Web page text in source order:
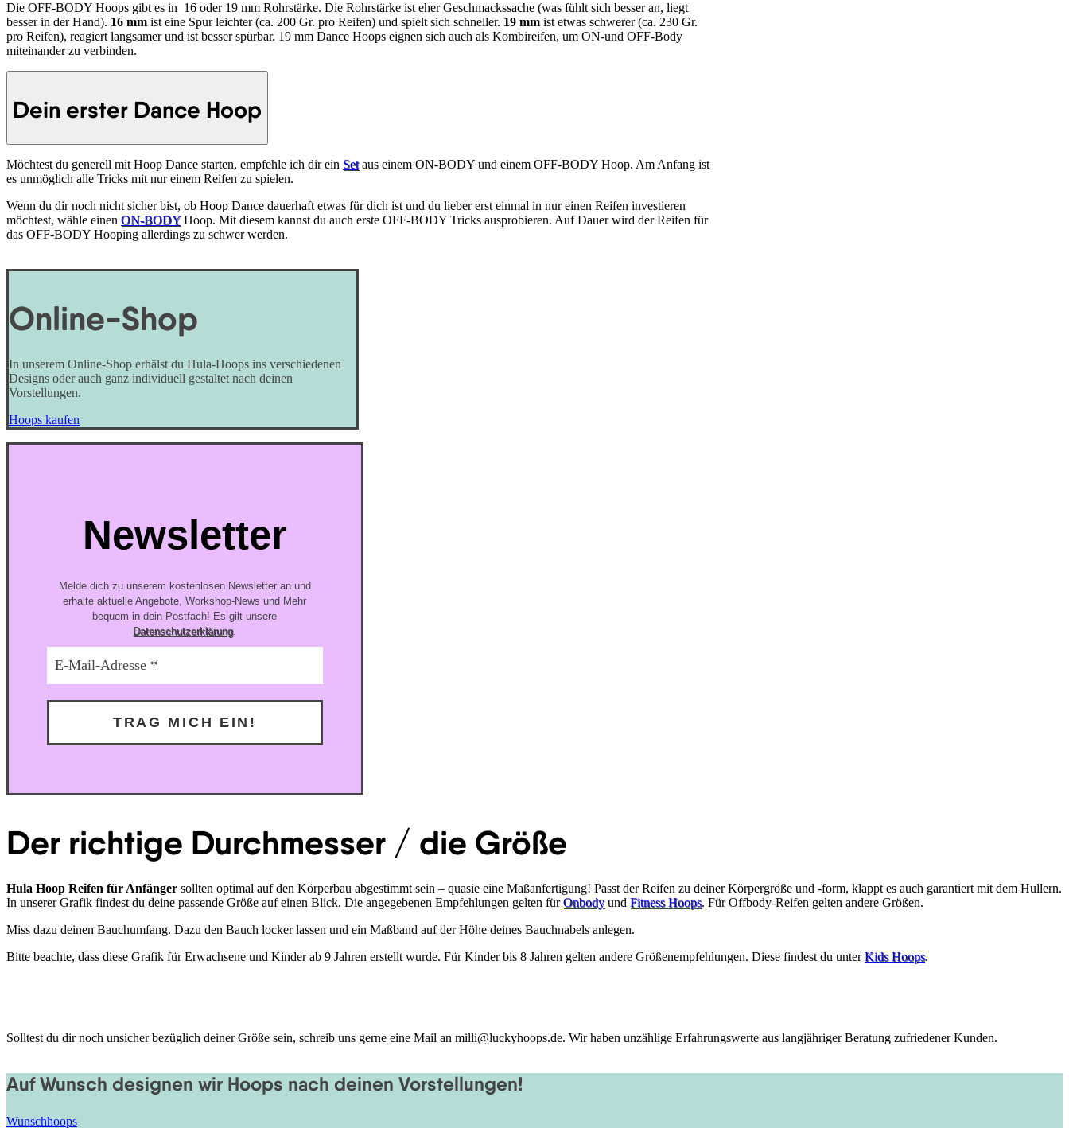
Die OFF-BODY Hoops gibt es in 16 oder 19 mm Rohrstärke. Die Rohrstärke ist eher Geschmackssache (was fühlt sich besser an, liegt
besser in der Hand). 16 mm ist eine Spur leichter (ca. 200 Gr. pro Reifen) und spielt sich schneller. 19 mm ist etwas schwerer (ca. 230 Gr.
pro Reifen), reagiert langsamer und ist besser spürbar. 19 mm Dance Hoops eignen sich auch als Kombireifen, um ON-und OFF-Body
miteinander zu verbinden.
Dein erster Dance Hoop
Möchtest du generell mit Hoop Dance starten, empfehle ich dir ein Setaus einem ON-BODY und einem OFF-BODY Hoop. Am Anfang ist
es unmöglich alle Tricks mit nur einem Reifen zu spielen.
Wenn du dir noch nicht sicher bist, ob Hoop Dance dauerhaft etwas für dich ist und du lieber erst einmal in nur einen Reifen investieren
möchtest, wähle einen ON-BODYHoop. Mit diesem kannst du auch erste OFF-BODY Tricks ausprobieren. Auf Dauer wird der Reifen für
das OFF-BODY Hooping allerdings zu schwer werden.
Online-Shop
In unserem Online-Shop erhälst du Hula-Hoops ins verschiedenen
Designs oder auch ganz individuell gestaltet nach deinen
Vorstellungen.
Hoops kaufen
Newsletter
Melde dich zu unserem kostenlosen Newsletter an und
erhalte aktuelle Angebote, Workshop-News und Mehr
bequem in dein Postfach! Es gilt unsere
Datenschutzerklärung.
Der richtige Durchmesser / die Größe
Hula Hoop Reifen für Anfänger sollten optimal auf den Körperbau abgestimmt sein – quasie eine Maßanfertigung! Passt der Reifen zu deiner Körpergröße und -form, klappt es auch garantiert mit dem Hullern.
In unserer Grafik findest du deine passende Größe auf einen Blick. Die angegebenen Empfehlungen gelten fürOnbodyund Fitness Hoops. Für Offbody-Reifen gelten andere Größen.
Miss dazu deinen Bauchumfang. Dazu den Bauch locker lassen und ein Maßband auf der Höhe deines Bauchnabels anlegen.
Bitte beachte, dass diese Grafik für Erwachsene und Kinder ab 9 Jahren erstellt wurde. Für Kinder bis 8 Jahren gelten andere Größenempfehlungen. Diese findest du unterKids Hoops.
Solltest du dir noch unsicher bezüglich deiner Größe sein, schreib uns gerne eine Mail an milli@luckyhoops.de. Wir haben unzählige Erfahrungswerte aus langjähriger Beratung zufriedener Kunden.
Auf Wunsch designen wir Hoops nach deinen Vorstellungen!
Wunschhoops